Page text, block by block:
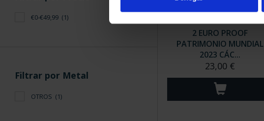
€0-€49,99 (1)
Filtrar por Metal
OTROS (1)
2 EURO PROOF
PATRIMONIO MUNDIAL
2023 CÁC...
23,00 €